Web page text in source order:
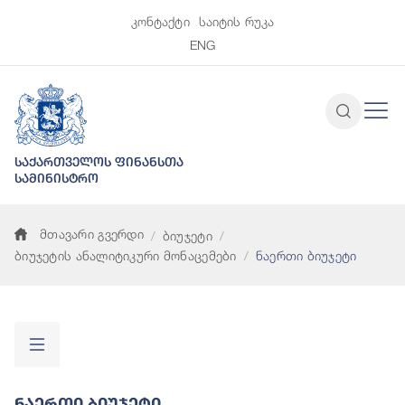
კონტაქტი
საიტის რუკა
ENG
საქართველოს ფინანსთა
სამინისტრო
მთავარი გვერდი
ბიუჯეტი
ბიუჯეტის ანალიტიკური მონაცემები
ნაერთი ბიუჯეტი